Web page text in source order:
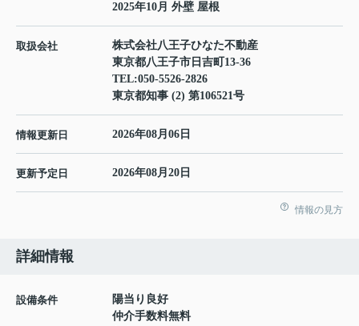
2025年10月 外壁 屋根
取扱会社
株式会社八王子ひなた不動産
東京都八王子市日吉町13-36
TEL:050-5526-2826
東京都知事 (2) 第106521号
情報更新日 2026年08月06日
更新予定日 2026年08月20日
情報の見方
詳細情報
設備条件
陽当り良好
仲介手数料無料